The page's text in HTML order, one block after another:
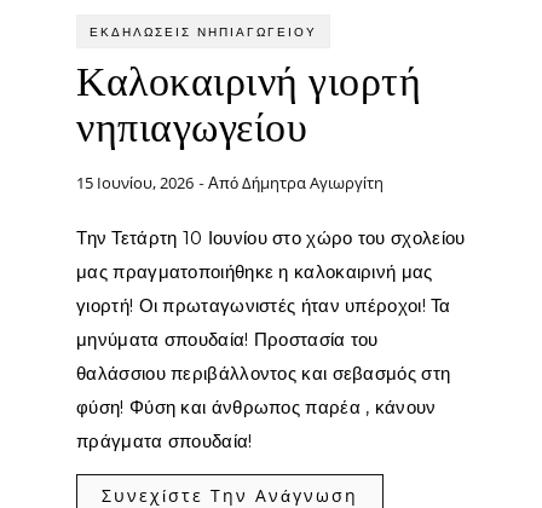
ΕΚΔΗΛΏΣΕΙΣ ΝΗΠΙΑΓΩΓΕΊΟΥ
Καλοκαιρινή γιορτή
νηπιαγωγείου
15 Ιουνίου, 2026 - ΑπόΔήμητρα Αγιωργίτη
Την Τετάρτη 10 Ιουνίου στο χώρο του σχολείου
μας πραγματοποιήθηκε η καλοκαιρινή μας
γιορτή! Οι πρωταγωνιστές ήταν υπέροχοι! Τα
μηνύματα σπουδαία! Προστασία του
θαλάσσιου περιβάλλοντος και σεβασμός στη
φύση! Φύση και άνθρωπος παρέα , κάνουν
πράγματα σπουδαία!
Συνεχίστε Την Ανάγνωση